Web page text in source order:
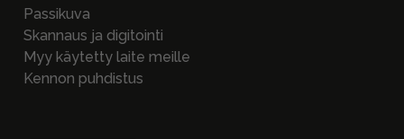
Passikuva
Skannaus ja digitointi
Myy käytetty laite meille
Kennon puhdistus